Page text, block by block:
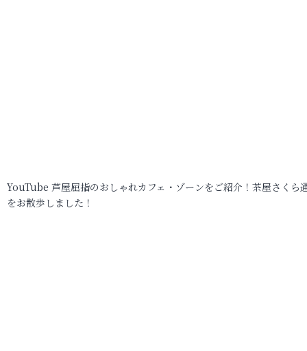
YouTube 芦屋屈指のおしゃれカフェ・ゾーンをご紹介！茶屋さくら
をお散歩しました！